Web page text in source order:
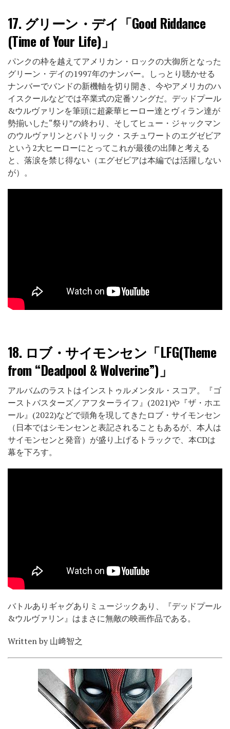
17. グリーン・デイ「Good Riddance
(Time of Your Life)」
パンクの枠を越えてアメリカン・ロックの大御所となった
グリーン・デイの1997年のナンバー。しっとり聴かせる
ナンバーでバンドの新機軸を切り開き、今やアメリカのハ
イスクールなどでは卒業式の定番ソングだ。デッドプール
&ウルヴァリンを筆頭に超豪華ヒーロー達とヴィラン達が
勢揃いした“祭り”の終わり、そしてヒュー・ジャックマン
のウルヴァリンとパトリック・スチュワートのエグゼビア
という2大ヒーローにとってこれが最後の出陣と考える
と、落涙を禁じ得ない（エグゼビアは本編では活躍しない
が）。
18. ロブ・サイモンセン「LFG(Theme
from “Deadpool & Wolverine”)」
アルバムのラストはインストゥルメンタル・スコア。『ゴ
ーストバスターズ／アフターライフ』(2021)や『ザ・ホエ
ール』(2022)などで頭角を現してきたロブ・サイモンセン
（日本ではシモンセンと表記されることもあるが、本人は
サイモンセンと発音）が盛り上げるトラックで、本CDは
幕を下ろす。
バトルありギャグありミュージックあり、『デッドプール
&ウルヴァリン』はまさに無敵の映画作品である。
Written by 山﨑智之